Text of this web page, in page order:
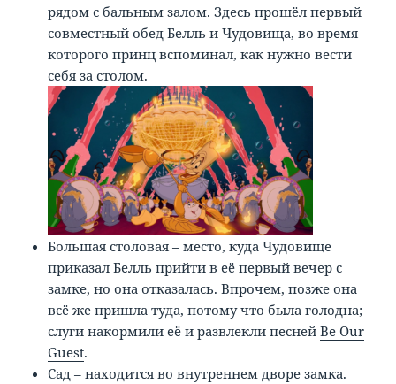
рядом с бальным залом. Здесь прошёл первый
совместный обед Белль и Чудовища, во время
которого принц вспоминал, как нужно вести
себя за столом.
Большая столовая – место, куда Чудовище
приказал Белль прийти в её первый вечер с
замке, но она отказалась. Впрочем, позже она
всё же пришла туда, потому что была голодна;
слуги накормили её и развлекли песнейBe Our
Guest.
Сад – находится во внутреннем дворе замка.